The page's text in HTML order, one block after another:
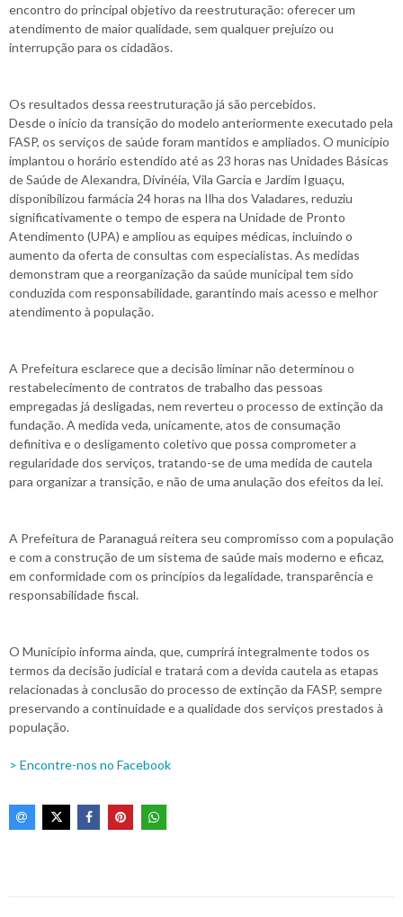
encontro do principal objetivo da reestruturação: oferecer um
atendimento de maior qualidade, sem qualquer prejuízo ou
interrupção para os cidadãos.
Os resultados dessa reestruturação já são percebidos.
Desde o início da transição do modelo anteriormente executado pela
FASP, os serviços de saúde foram mantidos e ampliados. O município
implantou o horário estendido até as 23 horas nas Unidades Básicas
de Saúde de Alexandra, Divinéia, Vila Garcia e Jardim Iguaçu,
disponibilizou farmácia 24 horas na Ilha dos Valadares, reduziu
significativamente o tempo de espera na Unidade de Pronto
Atendimento (UPA) e ampliou as equipes médicas, incluindo o
aumento da oferta de consultas com especialistas. As medidas
demonstram que a reorganização da saúde municipal tem sido
conduzida com responsabilidade, garantindo mais acesso e melhor
atendimento à população.
A Prefeitura esclarece que a decisão liminar não determinou o
restabelecimento de contratos de trabalho das pessoas
empregadas já desligadas, nem reverteu o processo de extinção da
fundação. A medida veda, unicamente, atos de consumação
definitiva e o desligamento coletivo que possa comprometer a
regularidade dos serviços, tratando-se de uma medida de cautela
para organizar a transição, e não de uma anulação dos efeitos da lei.
A Prefeitura de Paranaguá reitera seu compromisso com a população
e com a construção de um sistema de saúde mais moderno e eficaz,
em conformidade com os princípios da legalidade, transparência e
responsabilidade fiscal.
O Município informa ainda, que, cumprirá integralmente todos os
termos da decisão judicial e tratará com a devida cautela as etapas
relacionadas à conclusão do processo de extinção da FASP, sempre
preservando a continuidade e a qualidade dos serviços prestados à
população.
> Encontre-nos no Facebook